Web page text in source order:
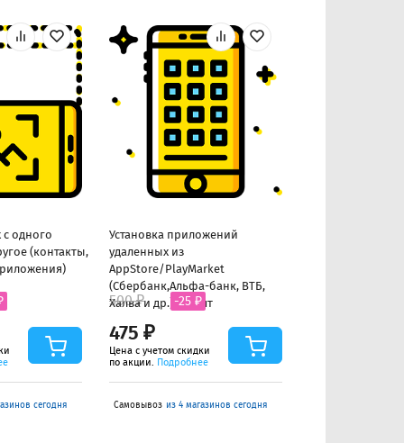
одного
(контакты,
сегодня
Установка приложений
удаленных из
AppStore/PlayMarket
(Сбербанк,Альфа-банк, ВТБ,
Халва и др.) до 5шт
475 ₽
500 ₽ -25 ₽
Цена с учетом скидки
по акции. Подробнее
Самовывоз из 4 магазинов сегодня